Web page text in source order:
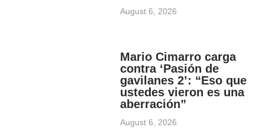
August 6, 2026
Mario Cimarro carga
contra ‘Pasión de
gavilanes 2’: “Eso que
ustedes vieron es una
aberración”
August 6, 2026